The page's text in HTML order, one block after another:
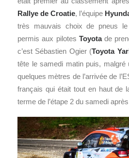
Rallye de Croatie, l’équipe
très mauvais choix de pneus
permis aux pilotes Toyotade
c’est Sébastien Ogier (Toyota
tête le samedi matin puis, malgré
quelques mètres de l’arrivée de
français qui était tout en haut de
terme de l’étape 2 du samedi après